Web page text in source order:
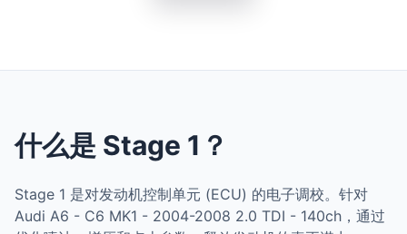
什么是 Stage 1？
Stage 1 是对发动机控制单元 (ECU) 的电子调校。针对
Audi A6 - C6 MK1 - 2004-2008 2.0 TDI - 140ch，通过